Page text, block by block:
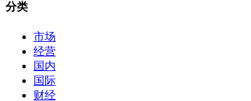
分类
市场
经营
国内
国际
财经